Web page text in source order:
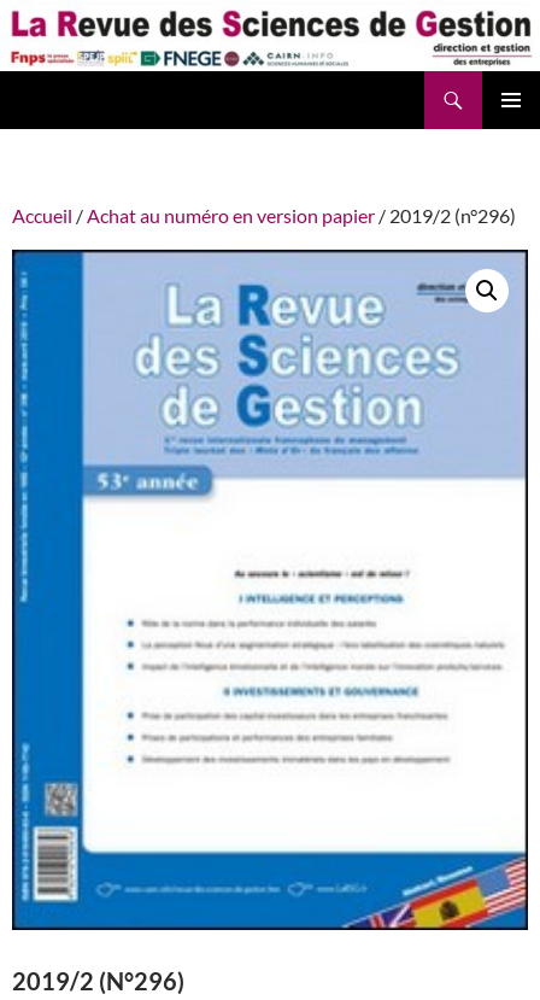
Aller
au
contenu
Accueil /Achat au numéro en version papier / 2019/2 (n°296)
2019/2 (N°296)